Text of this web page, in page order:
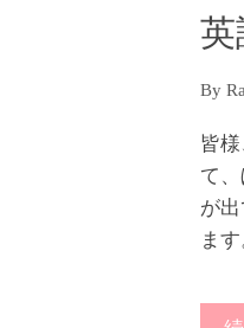
By
皆
て
が
ま